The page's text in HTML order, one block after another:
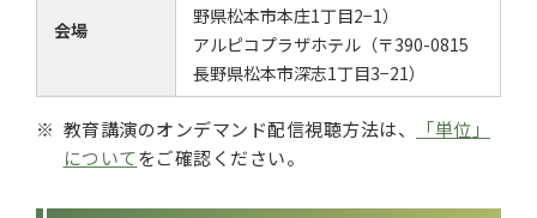
会場
野県松本市本庄1丁目2−1）
アルピコプラザホテル（〒390-0815
長野県松本市深志1丁目3−21）
教育講演のオンデマンド配信視聴方法は、
「単位」
についてをご確認ください。